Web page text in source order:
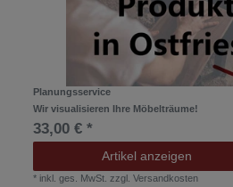
Planungsservice
Wir visualisieren Ihre Möbelträume!
33,00 € *
Artikel anzeigen
* inkl. ges. MwSt. zzgl.Versandkosten